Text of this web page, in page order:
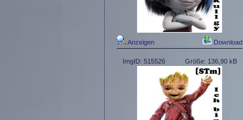
Anzeigen Download
ImgID: 515526 Größe: 136,90 kB